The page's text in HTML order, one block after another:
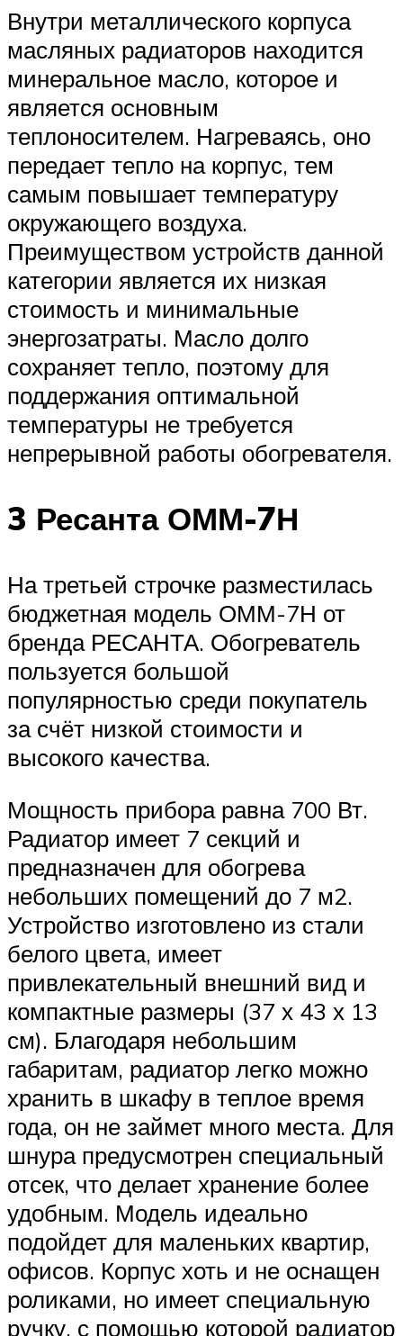
Внутри металлического корпуса
масляных радиаторов находится
минеральное масло, которое и
является основным
теплоносителем. Нагреваясь, оно
передает тепло на корпус, тем
самым повышает температуру
окружающего воздуха.
Преимуществом устройств данной
категории является их низкая
стоимость и минимальные
энергозатраты. Масло долго
сохраняет тепло, поэтому для
поддержания оптимальной
температуры не требуется
непрерывной работы обогревателя.
3 Ресанта ОММ-7Н
На третьей строчке разместилась
бюджетная модель ОММ-7Н от
бренда РЕСАНТА. Обогреватель
пользуется большой
популярностью среди покупатель
за счёт низкой стоимости и
высокого качества.
Мощность прибора равна 700 Вт.
Радиатор имеет 7 секций и
предназначен для обогрева
небольших помещений до 7 м2.
Устройство изготовлено из стали
белого цвета, имеет
привлекательный внешний вид и
компактные размеры (37 х 43 х 13
см). Благодаря небольшим
габаритам, радиатор легко можно
хранить в шкафу в теплое время
года, он не займет много места. Для
шнура предусмотрен специальный
отсек, что делает хранение более
удобным. Модель идеально
подойдет для маленьких квартир,
офисов. Корпус хоть и не оснащен
роликами, но имеет специальную
ручку, с помощью которой радиатор